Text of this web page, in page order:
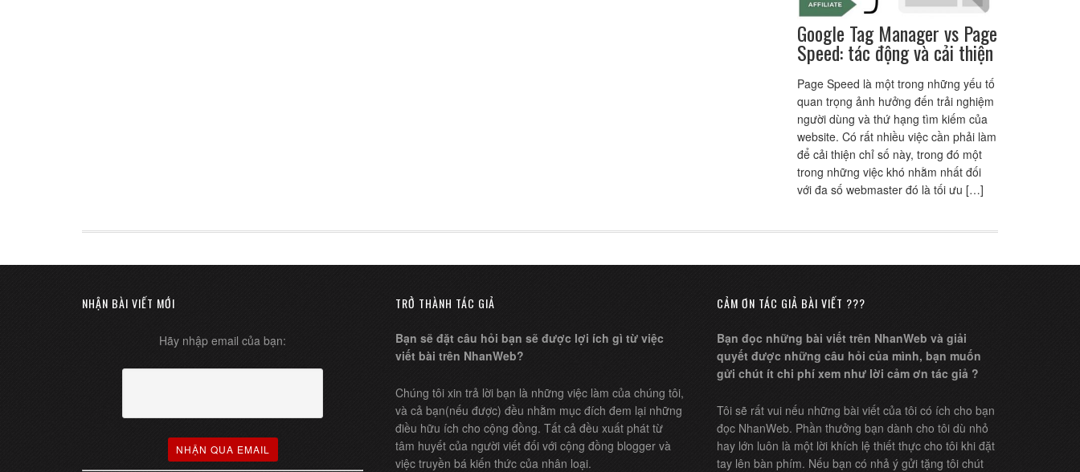
Google Tag Manager vs Page
Speed: tác động và cải thiện
Page Speed là một trong những yếu tố
quan trọng ảnh hưởng đến trải nghiệm
người dùng và thứ hạng tìm kiếm của
website. Có rất nhiều việc cần phải làm
để cải thiện chỉ số này, trong đó một
trong những việc khó nhằm nhất đối
với đa số webmaster đó là tối ưu […]
NHẬN BÀI VIẾT MỚI
Hãy nhập email của bạn:
TRỞ THÀNH TÁC GIẢ
Bạn sẽ đặt câu hỏi bạn sẽ được lợi ích gì từ việc
viết bài trên NhanWeb?
Chúng tôi xin trả lời bạn là những việc làm của chúng tôi,
và cả bạn(nếu được) đều nhằm mục đích đem lại những
điều hữu ích cho cộng đồng. Tất cả đều xuất phát từ
tâm huyết của người viết đối với cộng đồng blogger và
việc truyền bá kiến thức của nhân loại.
CẢM ƠN TÁC GIẢ BÀI VIẾT ???
Bạn đọc những bài viết trên NhanWeb và giải
quyết được những câu hỏi của mình, bạn muốn
gửi chút ít chi phí xem như lời cảm ơn tác giả ?
Tôi sẽ rất vui nếu những bài viết của tôi có ích cho bạn
đọc NhanWeb. Phần thưởng bạn dành cho tôi dù nhỏ
hay lớn luôn là một lời khích lệ thiết thực cho tôi khi đặt
tay lên bàn phím. Nếu bạn có nhả ý gửi tặng tôi chút